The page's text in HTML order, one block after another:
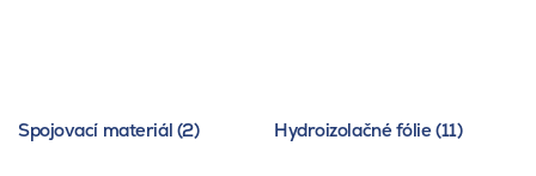
Spojovací materiál (2) Hydroizolačné fólie (11)